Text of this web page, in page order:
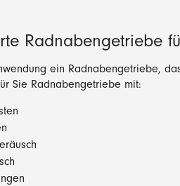
Radnabengetriebe
ein Radnabengetriebe,
Sie Radnabengetriebe mit: